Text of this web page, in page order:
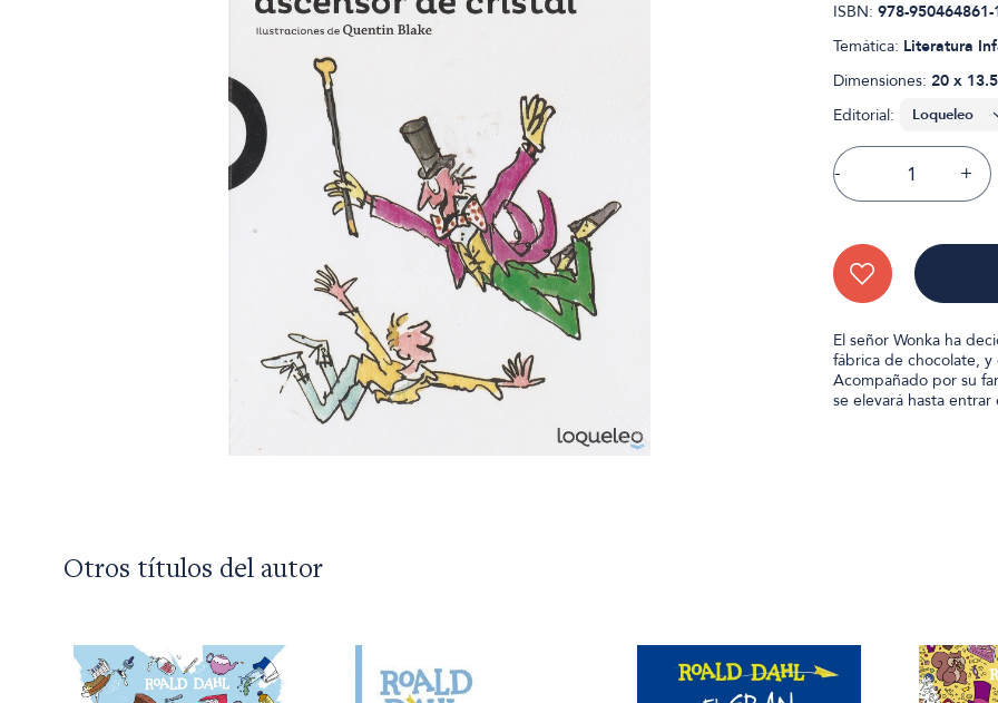
ISBN: 978-950464861-
Temática: Literatura
Dimensiones: 20 x 13.5
Editorial:
- +
El señor Wonka ha
fábrica de chocolate,
Acompañado por su
se elevará hasta entrar
Otros títulos del autor